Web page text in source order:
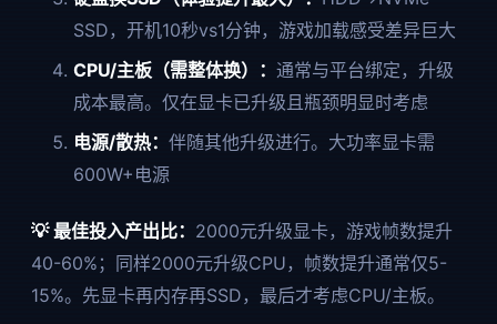
SSD，开机10秒vs1分钟，游戏加载感受差异巨大
CPU/主板（需整体换）： 通常与平台绑定，升级
成本最高。仅在显卡已升级且瓶颈明显时考虑
电源/散热： 伴随其他升级进行。大功率显卡需
600W+电源
💡 最佳投入产出比： 2000元升级显卡，游戏帧数提升
40-60%；同样2000元升级CPU，帧数提升通常仅5-
15%。先显卡再内存再SSD，最后才考虑CPU/主板。